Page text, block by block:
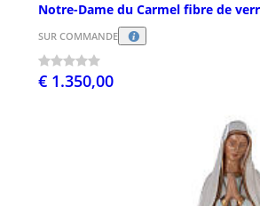
Notre-Dame du Carmel fibre de
SUR COMMANDE
€ 1.350,00